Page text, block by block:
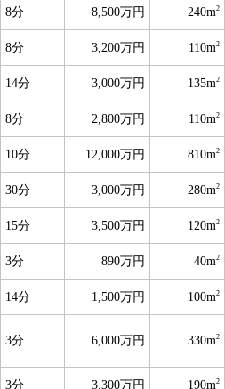
8分 8,500万円 240m2
8分 3,200万円 110m2
14分 3,000万円 135m2
8分 2,800万円 110m2
10分 12,000万円 810m2
30分 3,000万円 280m2
15分 3,500万円 120m2
3分 890万円 40m2
14分 1,500万円 100m2
3分 6,000万円 330m2
3分 3,300万円 190m2